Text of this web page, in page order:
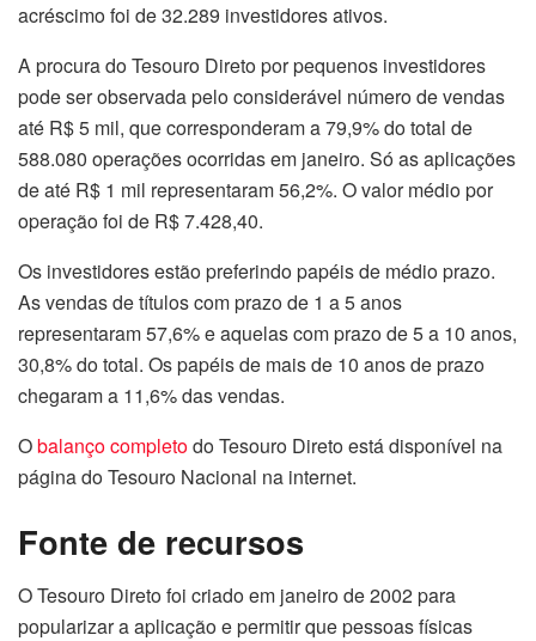
acréscimo foi de 32.289 investidores ativos.
A procura do Tesouro Direto por pequenos investidores
pode ser observada pelo considerável número de vendas
até R$ 5 mil, que corresponderam a 79,9% do total de
588.080 operações ocorridas em janeiro. Só as aplicações
de até R$ 1 mil representaram 56,2%. O valor médio por
operação foi de R$ 7.428,40.
Os investidores estão preferindo papéis de médio prazo.
As vendas de títulos com prazo de 1 a 5 anos
representaram 57,6% e aquelas com prazo de 5 a 10 anos,
30,8% do total. Os papéis de mais de 10 anos de prazo
chegaram a 11,6% das vendas.
Obalanço completodo Tesouro Direto está disponível na
página do Tesouro Nacional na internet.
Fonte de recursos
O Tesouro Direto foi criado em janeiro de 2002 para
popularizar a aplicação e permitir que pessoas físicas